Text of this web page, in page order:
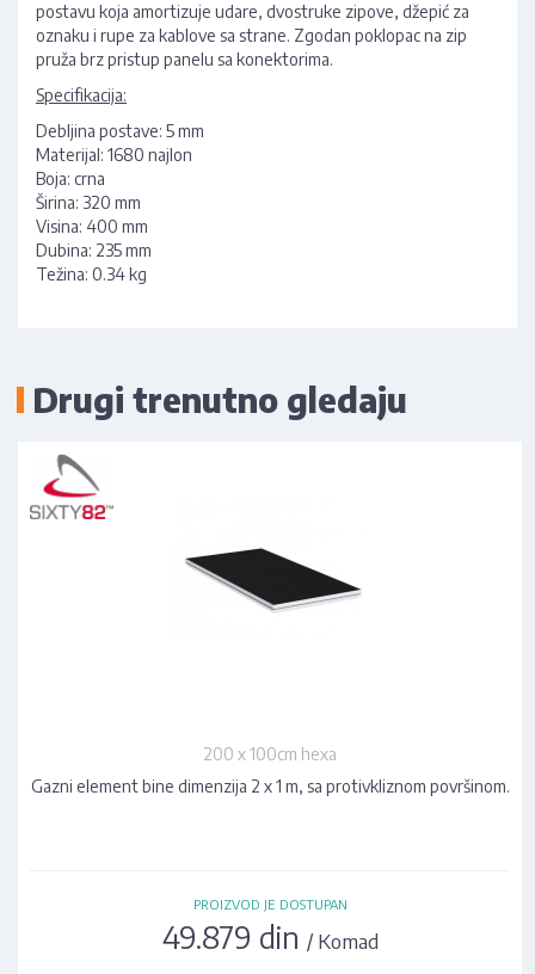
postavu koja amortizuje udare, dvostruke zipove, džepić za
oznaku i rupe za kablove sa strane. Zgodan poklopac na zip
pruža brz pristup panelu sa konektorima.
Specifikacija:
Debljina postave: 5 mm
Materijal: 1680 najlon
Boja: crna
Širina: 320 mm
Visina: 400 mm
Dubina: 235 mm
Težina: 0.34 kg
Drugi trenutno gledaju
200 x 100cm hexa
Gazni element bine dimenzija 2 x 1 m, sa protivkliznom površinom.
PROIZVOD JE DOSTUPAN
49.879 din / Komad